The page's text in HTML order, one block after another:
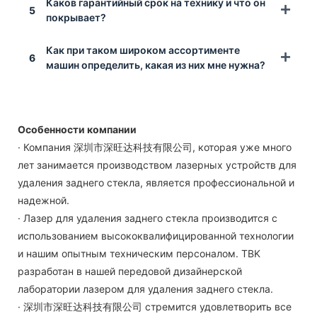
5
Каков гарантийный срок на технику и что он
покрывает?
6
Как при таком широком ассортименте
машин определить, какая из них мне нужна?
Особенности компании
· Компания 深圳市深旺达科技有限公司, которая уже много
лет занимается производством лазерных устройств для
удаления заднего стекла, является профессиональной и
надежной.
· Лазер для удаления заднего стекла производится с
использованием высококвалифицированной технологии
и нашим опытным техническим персоналом. TBK
разработан в нашей передовой дизайнерской
лаборатории лазером для удаления заднего стекла.
· 深圳市深旺达科技有限公司 стремится удовлетворить все